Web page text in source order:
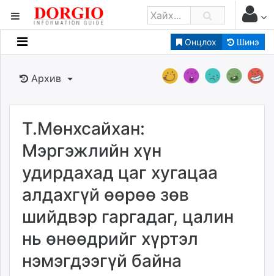
Онцлох Шинэ
Мэдээллийн
Банк санхүү
Бизнес ААН
Төрийн
dorgio.mn
Gogo.mn
caak.mn
news.mn
zindaa.mn
tovch.mn
Архив
Т.Мөнхсайхан:
Мэргэжлийн хүн
удирдахад цаг хугацаа
алдахгүй өөрөө зөв
шийдвэр гаргадаг, цалин
нь өнөөдрийг хүртэл
нэмэгдээгүй байна